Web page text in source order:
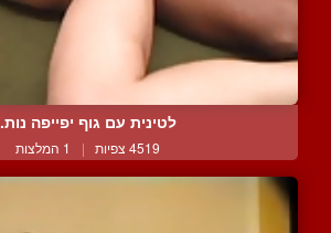
לטינית עם גוף יפייפה
4519 צפיות | 1 המלצות